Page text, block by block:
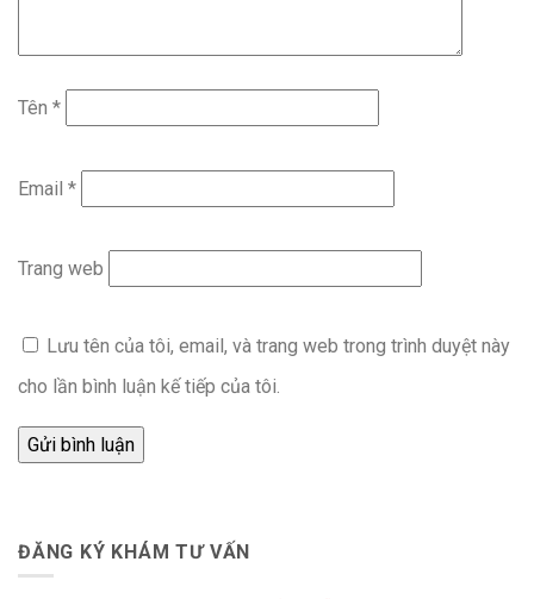
Tên *
Email *
Trang web
Lưu tên của tôi, email, và trang web trong trình duyệt này
cho lần bình luận kế tiếp của tôi.
ĐĂNG KÝ KHÁM TƯ VẤN